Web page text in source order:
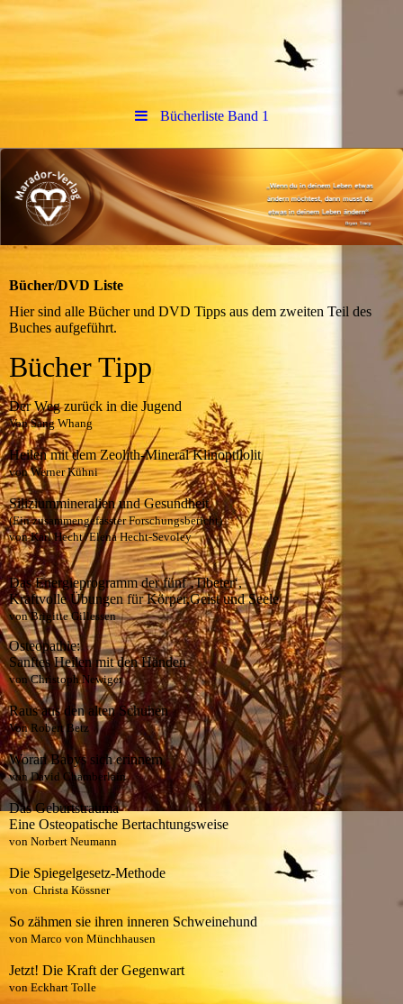
Bücherliste Band 1
Bücher/DVD Liste
Hier sind alle Bücher und DVD Tipps aus dem zweiten Teil des
Buches aufgeführt.
Bücher Tipp
Der Weg zurück in die Jugend
Von Sang Whang
Heilen mit dem Zeolith-Mineral Klinoptilolit
von Werner Kühni
Siliziummineralien und Gesundheit
(Ein zusammengefasster Forschungsbericht)
von Karl Hecht /Elena Hecht-Sevoley
Das Energieprogramm der fünf ‚Tibeter‘,
Kraftvolle Übungen für Körper,Geist und Seele
von Brigitte Gillessen
Osteopathie:
Sanftes Heilen mit den Händen
von Christoph Newiger
Raus aus den alten Schuhen
Von Robert Betz
Woran Babys sich erinnern
von David Chamberlain
Das Geburtstrauma
Eine Osteopatische Bertachtungsweise
von Norbert Neumann
Die Spiegelgesetz-Methode
von Christa Kössner
So zähmen sie ihren inneren Schweinehund
von Marco von Münchhausen
Jetzt! Die Kraft der Gegenwart
von Eckhart Tolle